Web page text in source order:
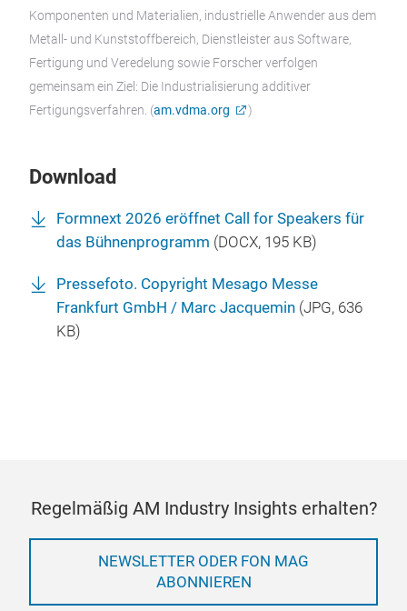
Komponenten und Materialien, industrielle Anwender aus dem
Metall- und Kunststoffbereich, Dienstleister aus Software,
Fertigung und Veredelung sowie Forscher verfolgen
gemeinsam ein Ziel: Die Industrialisierung additiver
Fertigungsverfahren. (am.vdma.org )
Download
Formnext 2026 eröffnet Call for Speakers für
das Bühnenprogramm (DOCX, 195 KB)
Pressefoto. Copyright Mesago Messe
Frankfurt GmbH / Marc Jacquemin (JPG, 636
KB)
Regelmäßig AM Industry Insights erhalten?
NEWSLETTER ODER FON MAG
ABONNIEREN